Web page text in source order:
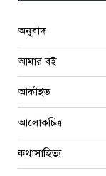
অনুবাদ
আমার বই
আর্কাইভ
আলোকচিত্র
কথাসাহিত্য